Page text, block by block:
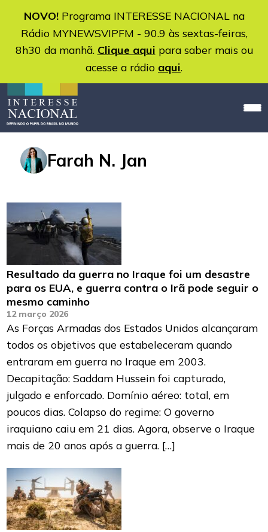
NOVO!Programa INTERESSE NACIONAL na
Rádio MYNEWSVIPFM - 90.9 às sextas-feiras,
8h30 da manhã. Clique aqui para saber mais ou
acesse a rádio aqui.
Farah N. Jan
Resultado da guerra no Iraque foi um desastre
para os EUA, e guerra contra o Irã pode seguir o
mesmo caminho
12 março 2026
As Forças Armadas dos Estados Unidos alcançaram
todos os objetivos que estabeleceram quando
entraram em guerra no Iraque em 2003.
Decapitação: Saddam Hussein foi capturado,
julgado e enforcado. Domínio aéreo: total, em
poucos dias. Colapso do regime: O governo
iraquiano caiu em 21 dias. Agora, observe o Iraque
mais de 20 anos após a guerra. […]